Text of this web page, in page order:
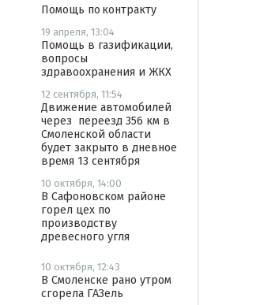
Помощь по контракту
19 апреля, 13:04
Помощь в газификации,
вопросы
здравоохранения и ЖКХ
12 сентября, 11:54
Движение автомобилей
через переезд 356 км в
Смоленской области
будет закрыто в дневное
время 13 сентября
10 октября, 14:00
В Сафоновском районе
горел цех по
производству
древесного угля
10 октября, 12:43
В Смоленске рано утром
сгорела ГАЗель